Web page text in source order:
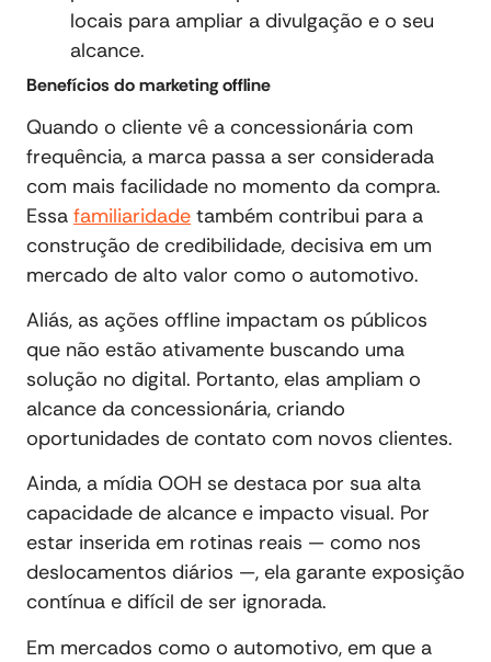
locais para ampliar a divulgação e o seu
alcance.
Benefícios do marketing offline
Quando o cliente vê a concessionária com
frequência, a marca passa a ser considerada
com mais facilidade no momento da compra.
Essa familiaridade também contribui para a
construção de credibilidade, decisiva em um
mercado de alto valor como o automotivo.
Aliás, as ações offline impactam os públicos
que não estão ativamente buscando uma
solução no digital. Portanto, elas ampliam o
alcance da concessionária, criando
oportunidades de contato com novos clientes.
Ainda, a mídia OOH se destaca por sua alta
capacidade de alcance e impacto visual. Por
estar inserida em rotinas reais — como nos
deslocamentos diários —, ela garante exposição
contínua e difícil de ser ignorada.
Em mercados como o automotivo, em que a